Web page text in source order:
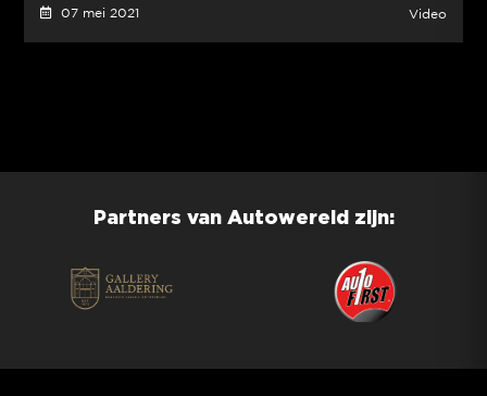
07 mei 2021 Video
Partners van Autowereld zijn: